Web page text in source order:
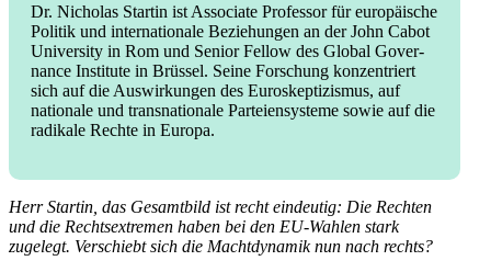
Dr. Nicholas Startin ist Associate Professor für europäische
Politik und inter­na­tionale Bezie­hungen an der John Cabot
University in Rom und Senior Fellow des Global Gover­
nance Institute in Brüssel. Seine Forschung konzen­triert
sich auf die Auswir­kungen des Euroskep­ti­zismus, auf
nationale und trans­na­tionale Partei­en­systeme sowie auf die
radikale Rechte in Europa.
Herr Startin, das Gesamtbild ist recht eindeutig: Die Rechten
und die Rechts­extremen haben bei den EU-Wahlen stark
zugelegt. Verschiebt sich die Macht­dy­namik nun nach rechts?